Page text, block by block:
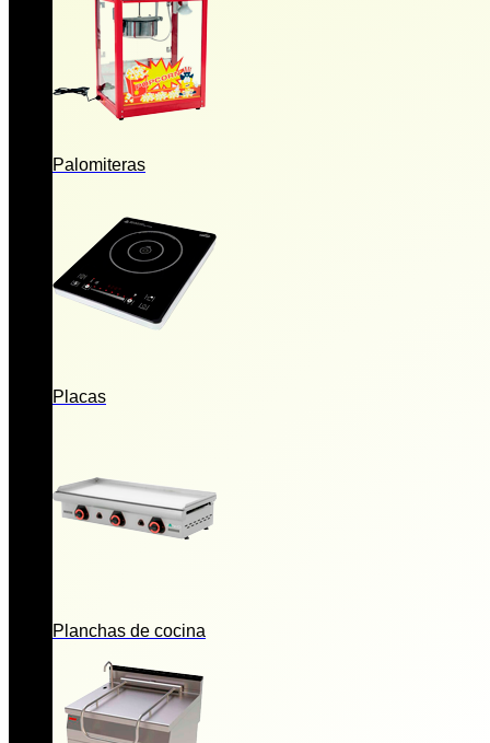
Palomiteras
Placas
Planchas de cocina